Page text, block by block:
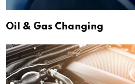
Oil & Gas Changing